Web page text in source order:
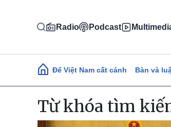
Radio Podcast
Main navigation
Để Việt Nam cất cánh Bàn và
Từ khóa tìm